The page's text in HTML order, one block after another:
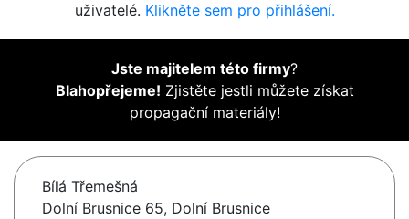
uživatelé. Klikněte sem pro přihlášení.
Jste majitelem této firmy?
Blahopřejeme! Zjistěte jestli můžete získat
propagační materiály!
Bílá Třemešná
Dolní Brusnice 65, Dolní Brusnice